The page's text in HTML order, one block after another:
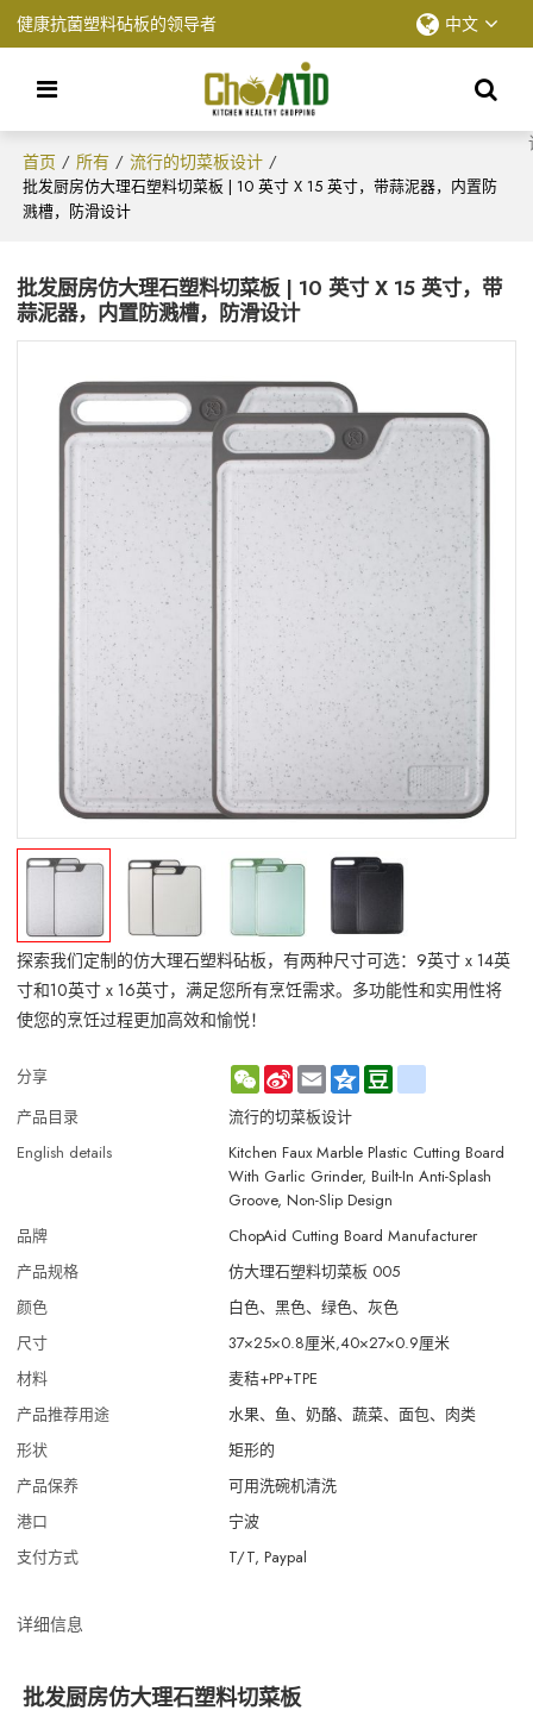
健康抗菌塑料砧板的领导者 中文
首页 / 所有 / 流行的切菜板设计 /
批发厨房仿大理石塑料切菜板 | 10 英寸 X 15 英寸，带蒜泥器，内置防
溅槽，防滑设计
批发厨房仿大理石塑料切菜板 | 10 英寸 X 15 英寸，带
蒜泥器，内置防溅槽，防滑设计
探索我们定制的仿大理石塑料砧板，有两种尺寸可选：9英寸 x 14英
寸和10英寸 x 16英寸，满足您所有烹饪需求。多功能性和实用性将
使您的烹饪过程更加高效和愉悦！
分享 WeChat
Sina
Weibo
Email Qzone
产品目录
流行的切菜板设计
English details
Kitchen Faux Marble Plastic Cutting Board
With Garlic Grinder, Built-In Anti-Splash
Groove, Non-Slip Design
品牌
ChopAid Cutting Board Manufacturer
产品规格
仿大理石塑料切菜板 005
颜色
白色、黑色、绿色、灰色
尺寸
37×25×0.8厘米,40×27×0.9厘米
材料
麦秸+PP+TPE
产品推荐用途
水果、鱼、奶酪、蔬菜、面包、肉类
形状
矩形的
产品保养
可用洗碗机清洗
港口
宁波
支付方式
T/T, Paypal
详细信息
批发厨房仿大理石塑料切菜板